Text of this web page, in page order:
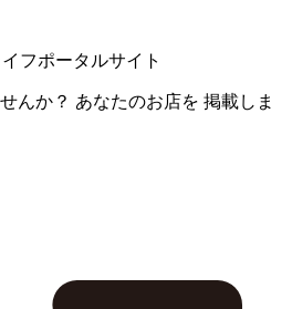
フポータルサイト
んか？ あなたのお店を 掲載しま